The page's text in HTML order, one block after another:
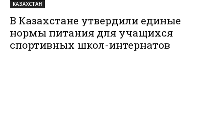
КАЗАХСТАН
В Казахстане утвердили единые
нормы питания для учащихся
спортивных школ-интернатов